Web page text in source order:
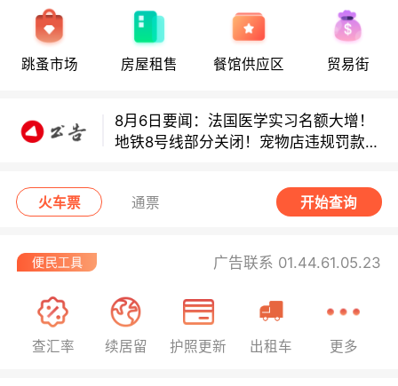
跳蚤市场 房屋租售 餐馆供应区 贸易街
地铁8号线部分关闭！宠物店违规罚款出
炉！
巴黎地铁音乐家海选启动！
8月6日要闻：法国医学实习名额大增！
地铁8号线部分关闭！宠物店违规罚款出
巴黎地铁音乐家海选启动！
火车票 通票 开始查询
广告联系 01.44.61.05.23
查汇率 续居留 护照更新 出租车 更多